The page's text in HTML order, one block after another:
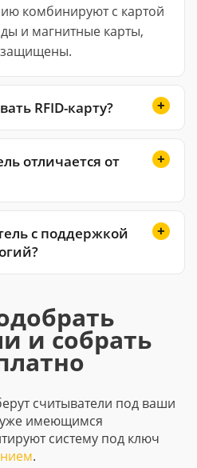
комбинируют с картой
и магнитные карты,
защищены.
RFID-карту?
отличается от
с поддержкой
и собрать
считыватели под ваши
уже имеющимся
систему под ключ
.